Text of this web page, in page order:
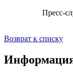
Пресс-
Возврат к списку